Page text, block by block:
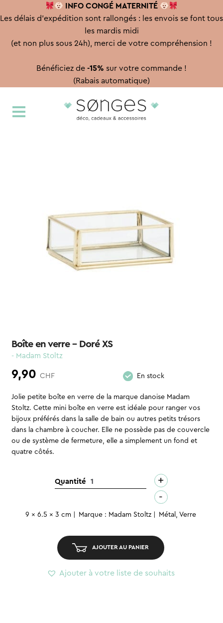
INFO CONGÉ MATERNITÉ
Les délais d'expédition sont rallongés : les envois se font tous
les mardis midi
(et non plus sous 24h), merci de votre compréhension !
Bénéficiez de -15% sur votre commande !
(Rabais automatique)
à
au
Boîte en verre – Doré XS
- Madam Stoltz
9,90 CHF En stock
Jolie petite boîte en verre de la marque danoise Madam
Stoltz. Cette mini boîte en verre est idéale pour ranger vos
bijoux préférés dans la salle de bain ou autres petits trésors
dans la chambre à coucher. Elle ne possède pas de couvercle
ou de système de fermeture, elle a simplement un fond et
quatre côtés.
Quantitéquantité
en
Doré
+
-
9 x 6.5 x 3 cm Marque : Madam Stoltz Métal, Verre
AJOUTER AU PANIER
Ajouter à votre liste de souhaits